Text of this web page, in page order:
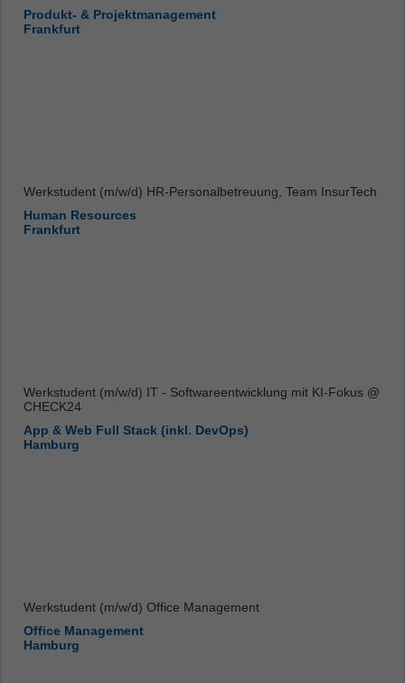
Produkt- & Projektmanagement
Frankfurt
Werkstudent (m/w/d) HR-Personalbetreuung, Team InsurTech
Human Resources
Frankfurt
Werkstudent (m/w/d) IT - Softwareentwicklung mit KI-Fokus @
CHECK24
App & Web Full Stack (inkl. DevOps)
Hamburg
Werkstudent (m/w/d) Office Management
Office Management
Hamburg